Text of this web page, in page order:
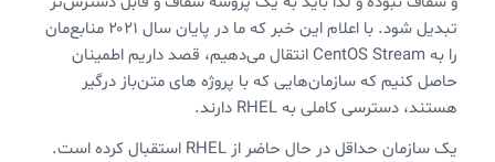
تبدیل شود. با اعلام این خبر که ما در پایان سال ۲۰۲۱ منابع‌مان
را به CentOS Stream انتقال می‌دهیم، قصد داریم اطمینان
حاصل کنیم که سازمان‌هایی که با پروژه های متن‌باز درگیر
هستند، دسترسی کاملی به RHEL‌ دارند.
یک سازمان حداقل در حال حاضر از RHEL استقبال کرده است.